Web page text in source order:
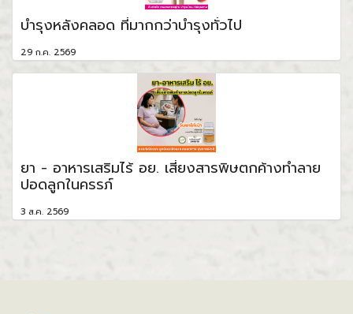
บำรุงหลังคลอด ที่มากกว่าบำรุงทั่วไป
29 ก.ค. 2569
ยา - อาหารเสริมไร้ อย. เสี่ยงสารพิษตกค้างทำลาย
ปอดลูกในครรภ์
3 ส.ค. 2569